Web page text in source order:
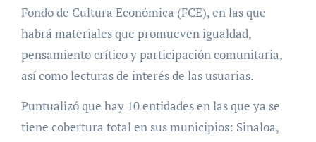
Fondo de Cultura Económica (FCE), en las que
habrá materiales que promueven igualdad,
pensamiento crítico y participación comunitaria,
así como lecturas de interés de las usuarias.
Puntualizó que hay 10 entidades en las que ya se
tiene cobertura total en sus municipios: Sinaloa,